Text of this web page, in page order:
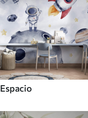
Espacio